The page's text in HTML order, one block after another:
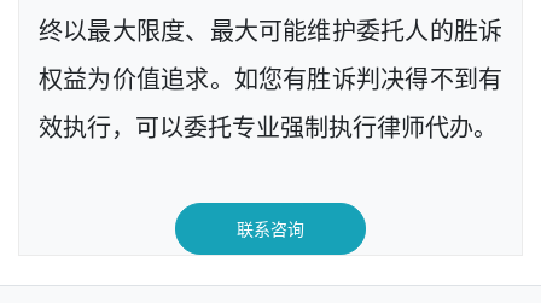
终以最大限度、最大可能维护委托人的胜诉
权益为价值追求。如您有胜诉判决得不到有
效执行，可以委托专业强制执行律师代办。
联系咨询